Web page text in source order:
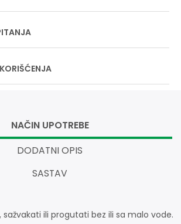
KORIŠĆENJA
NAČIN UPOTREBE
DODATNI OPIS
SASTAV
ili progutati bez ili sa malo vode.